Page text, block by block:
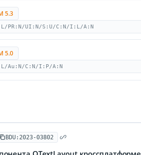
5.3
PR:N/UI:N/S:U/C:N/I:L/A:N
5.0
Au:N/C:N/I:P/A:N
BDU:2023-03802